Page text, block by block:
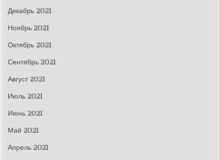
Декабрь 2021
Ноябрь 2021
Октябрь 2021
Сентябрь 2021
Август 2021
Июль 2021
Июнь 2021
Май 2021
Апрель 2021